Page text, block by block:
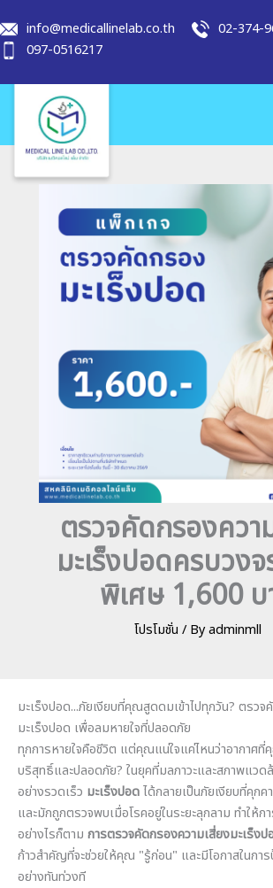
info@medicallinelab.co.th 02-374-
097-0516217
ตรวจคัดกรองควา
มะเร็งปอดครบวงจ
พิเศษ 1,600
โปรโมชั่น / Byadminmll
มะเร็งปอด...ภัยเงียบที่คุณสูดดมเข้าไปทุกวัน? ตรวจ
มะเร็งปอด เพื่อลมหายใจที่ปลอดภัย
ทุกการหายใจคือชีวิต แต่คุณแน่ใจแค่ไหนว่าอากาศที่
บริสุทธิ์และปลอดภัย? ในยุคที่มลภาวะและสภาพแวด
อย่างรวดเร็ว มะเร็งปอดได้กลายเป็นภัยเงียบที่คุก
และมักถูกตรวจพบเมื่อโรคอยู่ในระยะลุกลาม ทำให้ก
อย่างไรก็ตาม การตรวจคัดกรองความเสี่ยงมะเร็งป
ก้าวสำคัญที่จะช่วยให้คุณ "รู้ก่อน" และมีโอกาสในกา
อย่างทันท่วงที